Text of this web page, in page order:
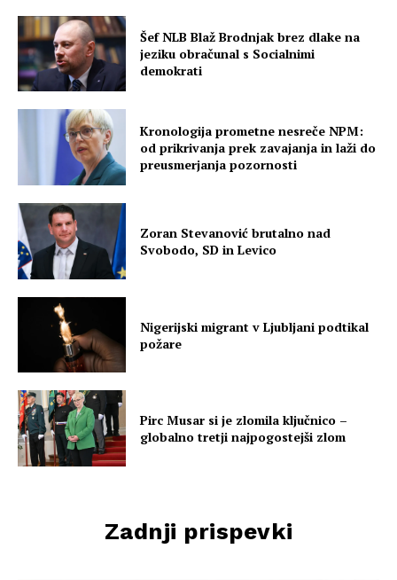
Šef NLB Blaž Brodnjak brez dlake na
jeziku obračunal s Socialnimi
demokrati
Kronologija prometne nesreče NPM:
od prikrivanja prek zavajanja in laži do
preusmerjanja pozornosti
Zoran Stevanović brutalno nad
Svobodo, SD in Levico
Nigerijski migrant v Ljubljani podtikal
požare
Pirc Musar si je zlomila ključnico –
globalno tretji najpogostejši zlom
Zadnji prispevki